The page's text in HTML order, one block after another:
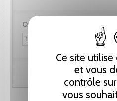
Ce site utilise
et vous
contrôle
vous
Quantité :
Ajouter